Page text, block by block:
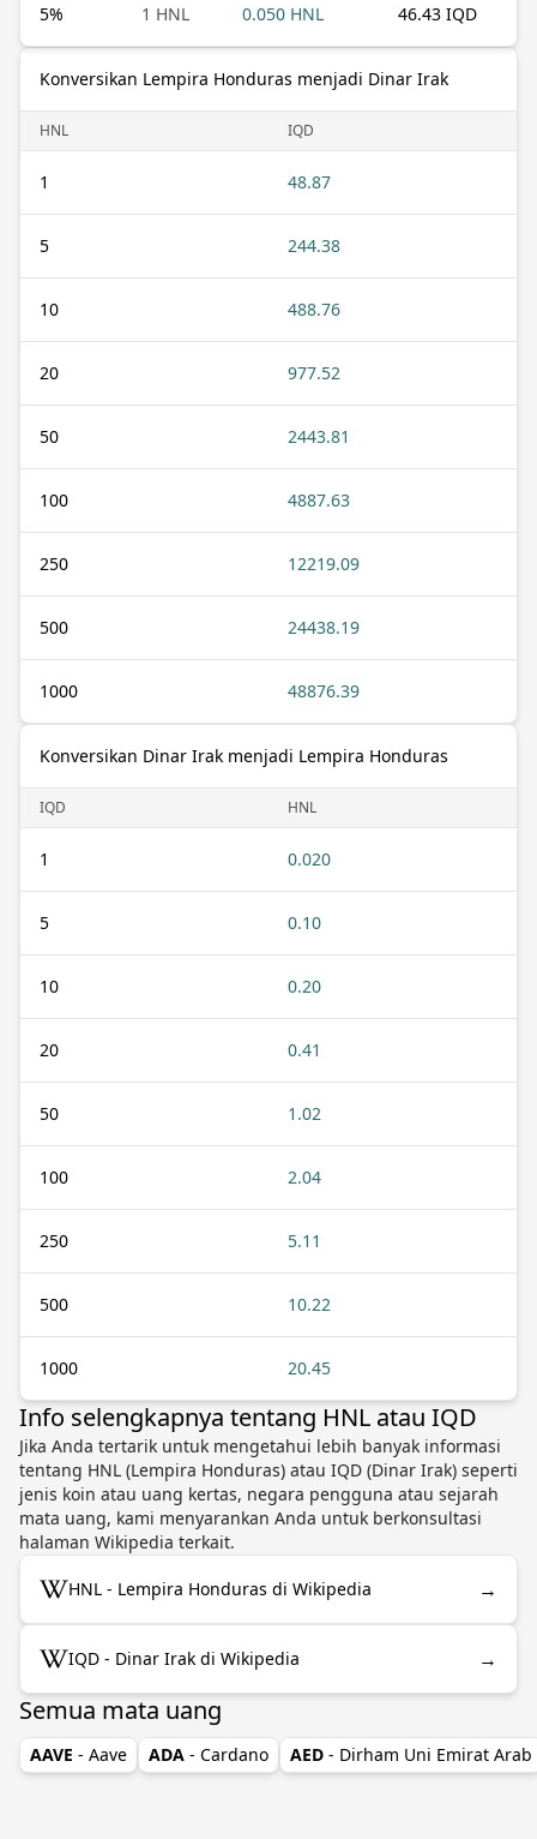
5% 1 HNL 0.050 HNL 46.43 IQD
Konversikan Lempira Honduras menjadi Dinar Irak
HNL IQD
1 48.87
5 244.38
10 488.76
20 977.52
50 2443.81
100 4887.63
250 12219.09
500 24438.19
1000 48876.39
Konversikan Dinar Irak menjadi Lempira Honduras
IQD HNL
1 0.020
5 0.10
10 0.20
20 0.41
50 1.02
100 2.04
250 5.11
500 10.22
1000 20.45
Info selengkapnya tentang HNL atau IQD
Jika Anda tertarik untuk mengetahui lebih banyak informasi
tentang HNL (Lempira Honduras) atau IQD (Dinar Irak) seperti
jenis koin atau uang kertas, negara pengguna atau sejarah
mata uang, kami menyarankan Anda untuk berkonsultasi
halaman Wikipedia terkait.
HNL - Lempira Honduras di Wikipedia →
IQD - Dinar Irak di Wikipedia →
Semua mata uang
AAVE - Aave ADA - Cardano AED - Dirham Uni Emirat Arab